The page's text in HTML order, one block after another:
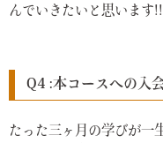
んでいきたいと思います
Q4 :本コースへの入
たった三ヶ月の学びが一